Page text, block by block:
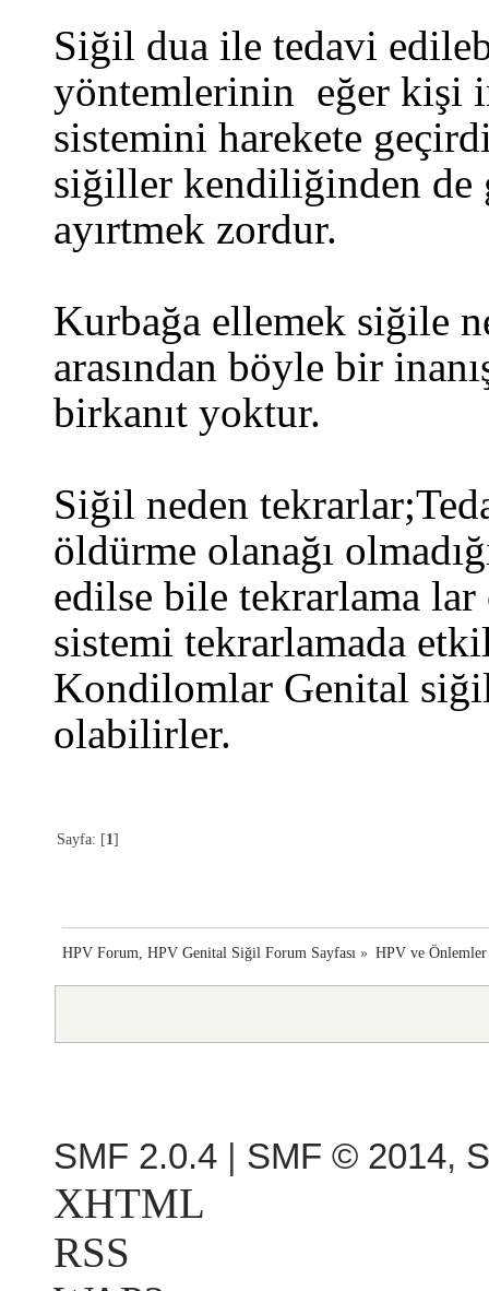
Siğil dua ile tedavi
yöntemlerinin eğer kişi
sistemini harekete
siğiller kendiliğinden de
ayırtmek zordur.
Kurbağa ellemek siğile
arasından böyle bir
birkanıt yoktur.
Siğil neden
öldürme olanağı
edilse bile tekrarlama lar
sistemi tekrarlamada
Kondilomlar Genital
olabilirler.
Sayfa: [1]
HPV Forum, HPV Genital Siğil Forum Sayfası » HPV ve Önlemler
SMF 2.0.4 | SMF © 2014,
XHTML
RSS